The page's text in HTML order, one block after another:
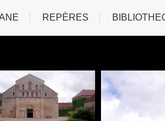
REPÈRES